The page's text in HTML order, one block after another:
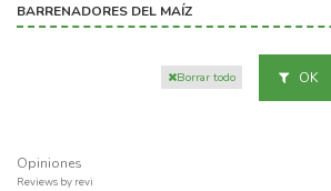
BARRENADORES DEL MAÍZ
Borrar todo OK
Opiniones
Reviews by revi